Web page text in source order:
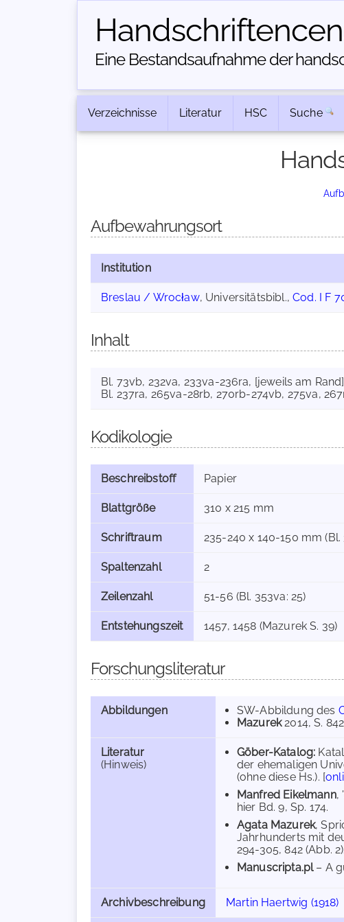
Eine Bestandsaufnahme der
Verzeichnisse Literatur HSC Suche
Aufbewahrungsort
Institution
Breslau / Wrocław, Universitätsbibl.,Cod. I F
Inhalt
Bl. 73vb, 232va, 233va-236ra, [jeweils am
Bl. 237ra, 265va-28rb, 270rb-274vb, 275va,
Kodikologie
Beschreibstoff Papier
Blattgröße 310 x 215 mm
Schriftraum 235-240 x 140-150 mm (Bl.
Spaltenzahl 2
Zeilenzahl 51-56 (Bl. 353va: 25)
Entstehungszeit 1457, 1458 (Mazurek S. 39)
Forschungsliteratur
Abbildungen SW-Abbildung des
Mazurek2014, S.
Literatur
(Hinweis)
Göber-Katalog:
der ehemaligen
(ohne diese Hs.). [
Manfred Eikelmann,
hier Bd. 9, Sp. 174.
Agata Mazurek,
Jahrhunderts mit
294-305, 842 (Abb. 2).
Manuscripta.pl – A
Archivbeschreibung Martin Haertwig (1918)